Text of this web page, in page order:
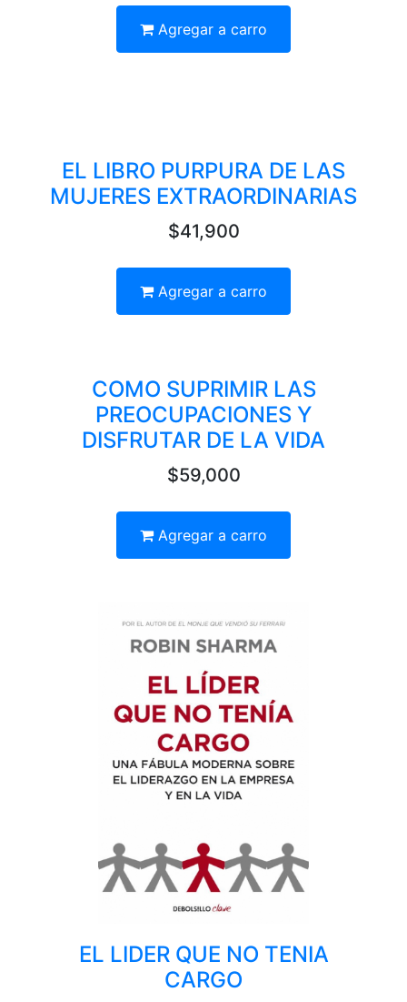
Agregar a carro
EL LIBRO PURPURA DE LAS
MUJERES EXTRAORDINARIAS
$41,900
Agregar a carro
COMO SUPRIMIR LAS
PREOCUPACIONES Y
DISFRUTAR DE LA VIDA
$59,000
Agregar a carro
EL LIDER QUE NO TENIA
CARGO